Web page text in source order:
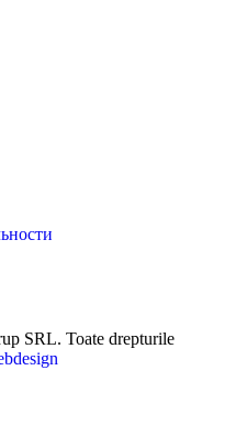
SRL. Toate drepturile